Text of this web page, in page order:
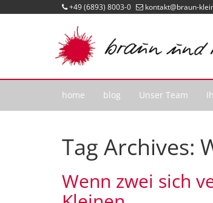
+49 (6893) 8003-0 kontakt@braun-
home blog Unser Team
Tag Archives:
Wenn zwei sich